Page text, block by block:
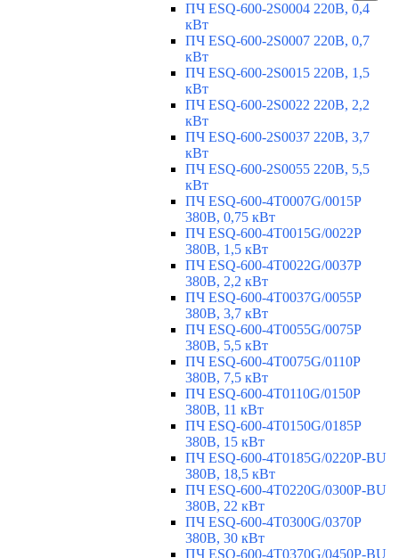
ПЧ ESQ-600-2S0004 220В, 0,4
кВт
ПЧ ESQ-600-2S0007 220В, 0,7
кВт
ПЧ ESQ-600-2S0015 220В, 1,5
кВт
ПЧ ESQ-600-2S0022 220В, 2,2
кВт
ПЧ ESQ-600-2S0037 220В, 3,7
кВт
ПЧ ESQ-600-2S0055 220В, 5,5
кВт
ПЧ ESQ-600-4T0007G/0015P
380В, 0,75 кВт
ПЧ ESQ-600-4T0015G/0022P
380В, 1,5 кВт
ПЧ ESQ-600-4T0022G/0037P
380В, 2,2 кВт
ПЧ ESQ-600-4T0037G/0055P
380В, 3,7 кВт
ПЧ ESQ-600-4T0055G/0075P
380В, 5,5 кВт
ПЧ ESQ-600-4T0075G/0110P
380В, 7,5 кВт
ПЧ ESQ-600-4T0110G/0150P
380В, 11 кВт
ПЧ ESQ-600-4T0150G/0185P
380В, 15 кВт
ПЧ ESQ-600-4T0185G/0220P-BU
380В, 18,5 кВт
ПЧ ESQ-600-4T0220G/0300P-BU
380В, 22 кВт
ПЧ ESQ-600-4T0300G/0370P
380В, 30 кВт
ПЧ ESQ-600-4T0370G/0450P-BU